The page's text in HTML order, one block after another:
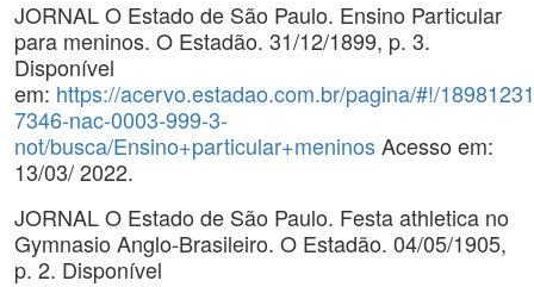
JORNAL O Estado de São Paulo. Ensino Particular
para meninos. O Estadão. 31/12/1899, p. 3.
Disponível
em: https://acervo.estadao.com.br/pagina/#!/
7346-nac-0003-999-3-
not/busca/Ensino+particular+meninosAcesso em:
13/03/ 2022.
JORNAL O Estado de São Paulo. Festa athletica no
Gymnasio Anglo-Brasileiro. O Estadão. 04/05/1905,
p. 2. Disponível